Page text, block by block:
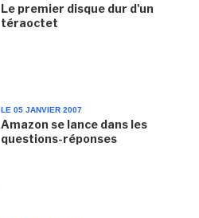
Le premier disque dur d'un
téraoctet
LE 05 JANVIER 2007
Amazon se lance dans les
questions-réponses